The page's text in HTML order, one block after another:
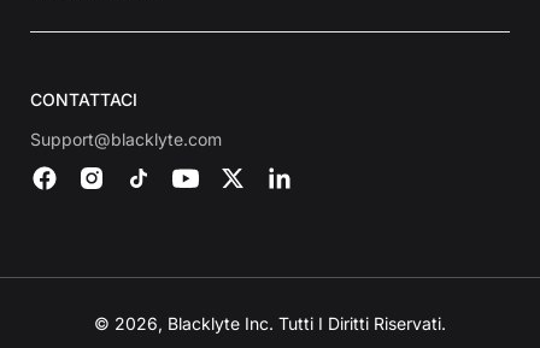
CONTATTACI
Support@blacklyte.com
© 2026, Blacklyte Inc. Tutti I Diritti Riservati.